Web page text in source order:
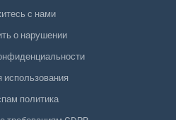
с нами
о нарушении
использования
политика